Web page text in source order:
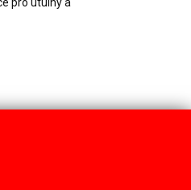
pro útulný a